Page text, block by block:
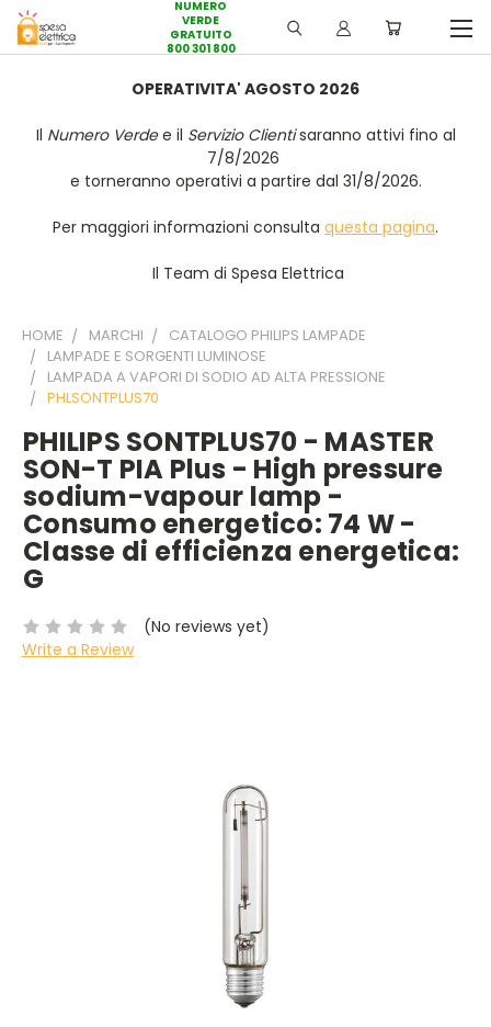
NUMERO
VERDE
GRATUITO
800 301 800
OPERATIVITA' AGOSTO 2026
Il Numero Verdee il Servizio Clientisaranno attivi fino al
7/8/2026
e torneranno operativi a partire dal 31/8/2026.
Per maggiori informazioni consulta questa pagina.
Il Team di Spesa Elettrica
HOME MARCHI
CATALOGO PHILIPS LAMPADE
LAMPADE E SORGENTI LUMINOSE
LAMPADA A VAPORI DI SODIO AD ALTA PRESSIONE
PHLSONTPLUS70
PHILIPS SONTPLUS70 - MASTER
SON-T PIA Plus - High pressure
sodium-vapour lamp -
Consumo energetico: 74 W -
Classe di efficienza energetica:
G
(No reviews yet)
Write a Review